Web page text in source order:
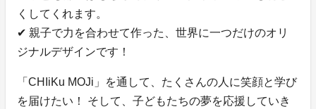
くしてくれます。
✔ 親子で力を合わせて作った、世界に一つだけのオリ
ジナルデザインです！
「CHIiKu MOJi」を通して、たくさんの人に笑顔と学び
を届けたい！ そして、子どもたちの夢を応援していき